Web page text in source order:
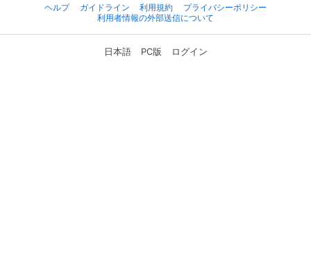
ヘルプ
ガイドライン 利用規約
プライバシーポリシー
利用者情報の外部送信について
日本語 PC版 ログイン